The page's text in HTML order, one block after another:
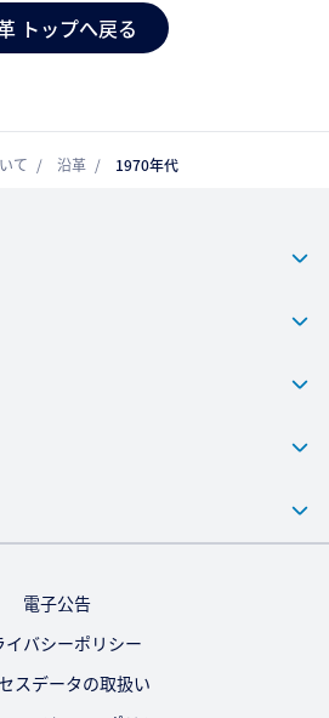
トップへ戻る
て 沿革 1970年代
電子公告
イバシーポリシー
スデータの取扱い